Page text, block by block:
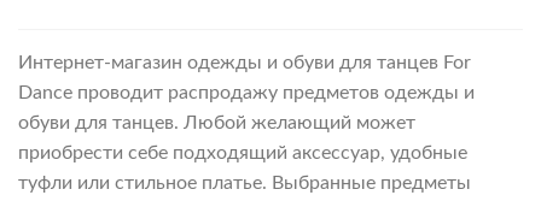
Интернет-магазин одежды и обуви для танцев For
Dance проводит распродажу предметов одежды и
обуви для танцев. Любой желающий может
приобрести себе подходящий аксессуар, удобные
туфли или стильное платье. Выбранные предметы